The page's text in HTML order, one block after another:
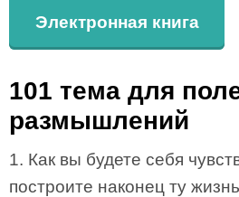
Электронная книга
101 тема для
размышлений
1. Как вы будете себя
построите наконец ту